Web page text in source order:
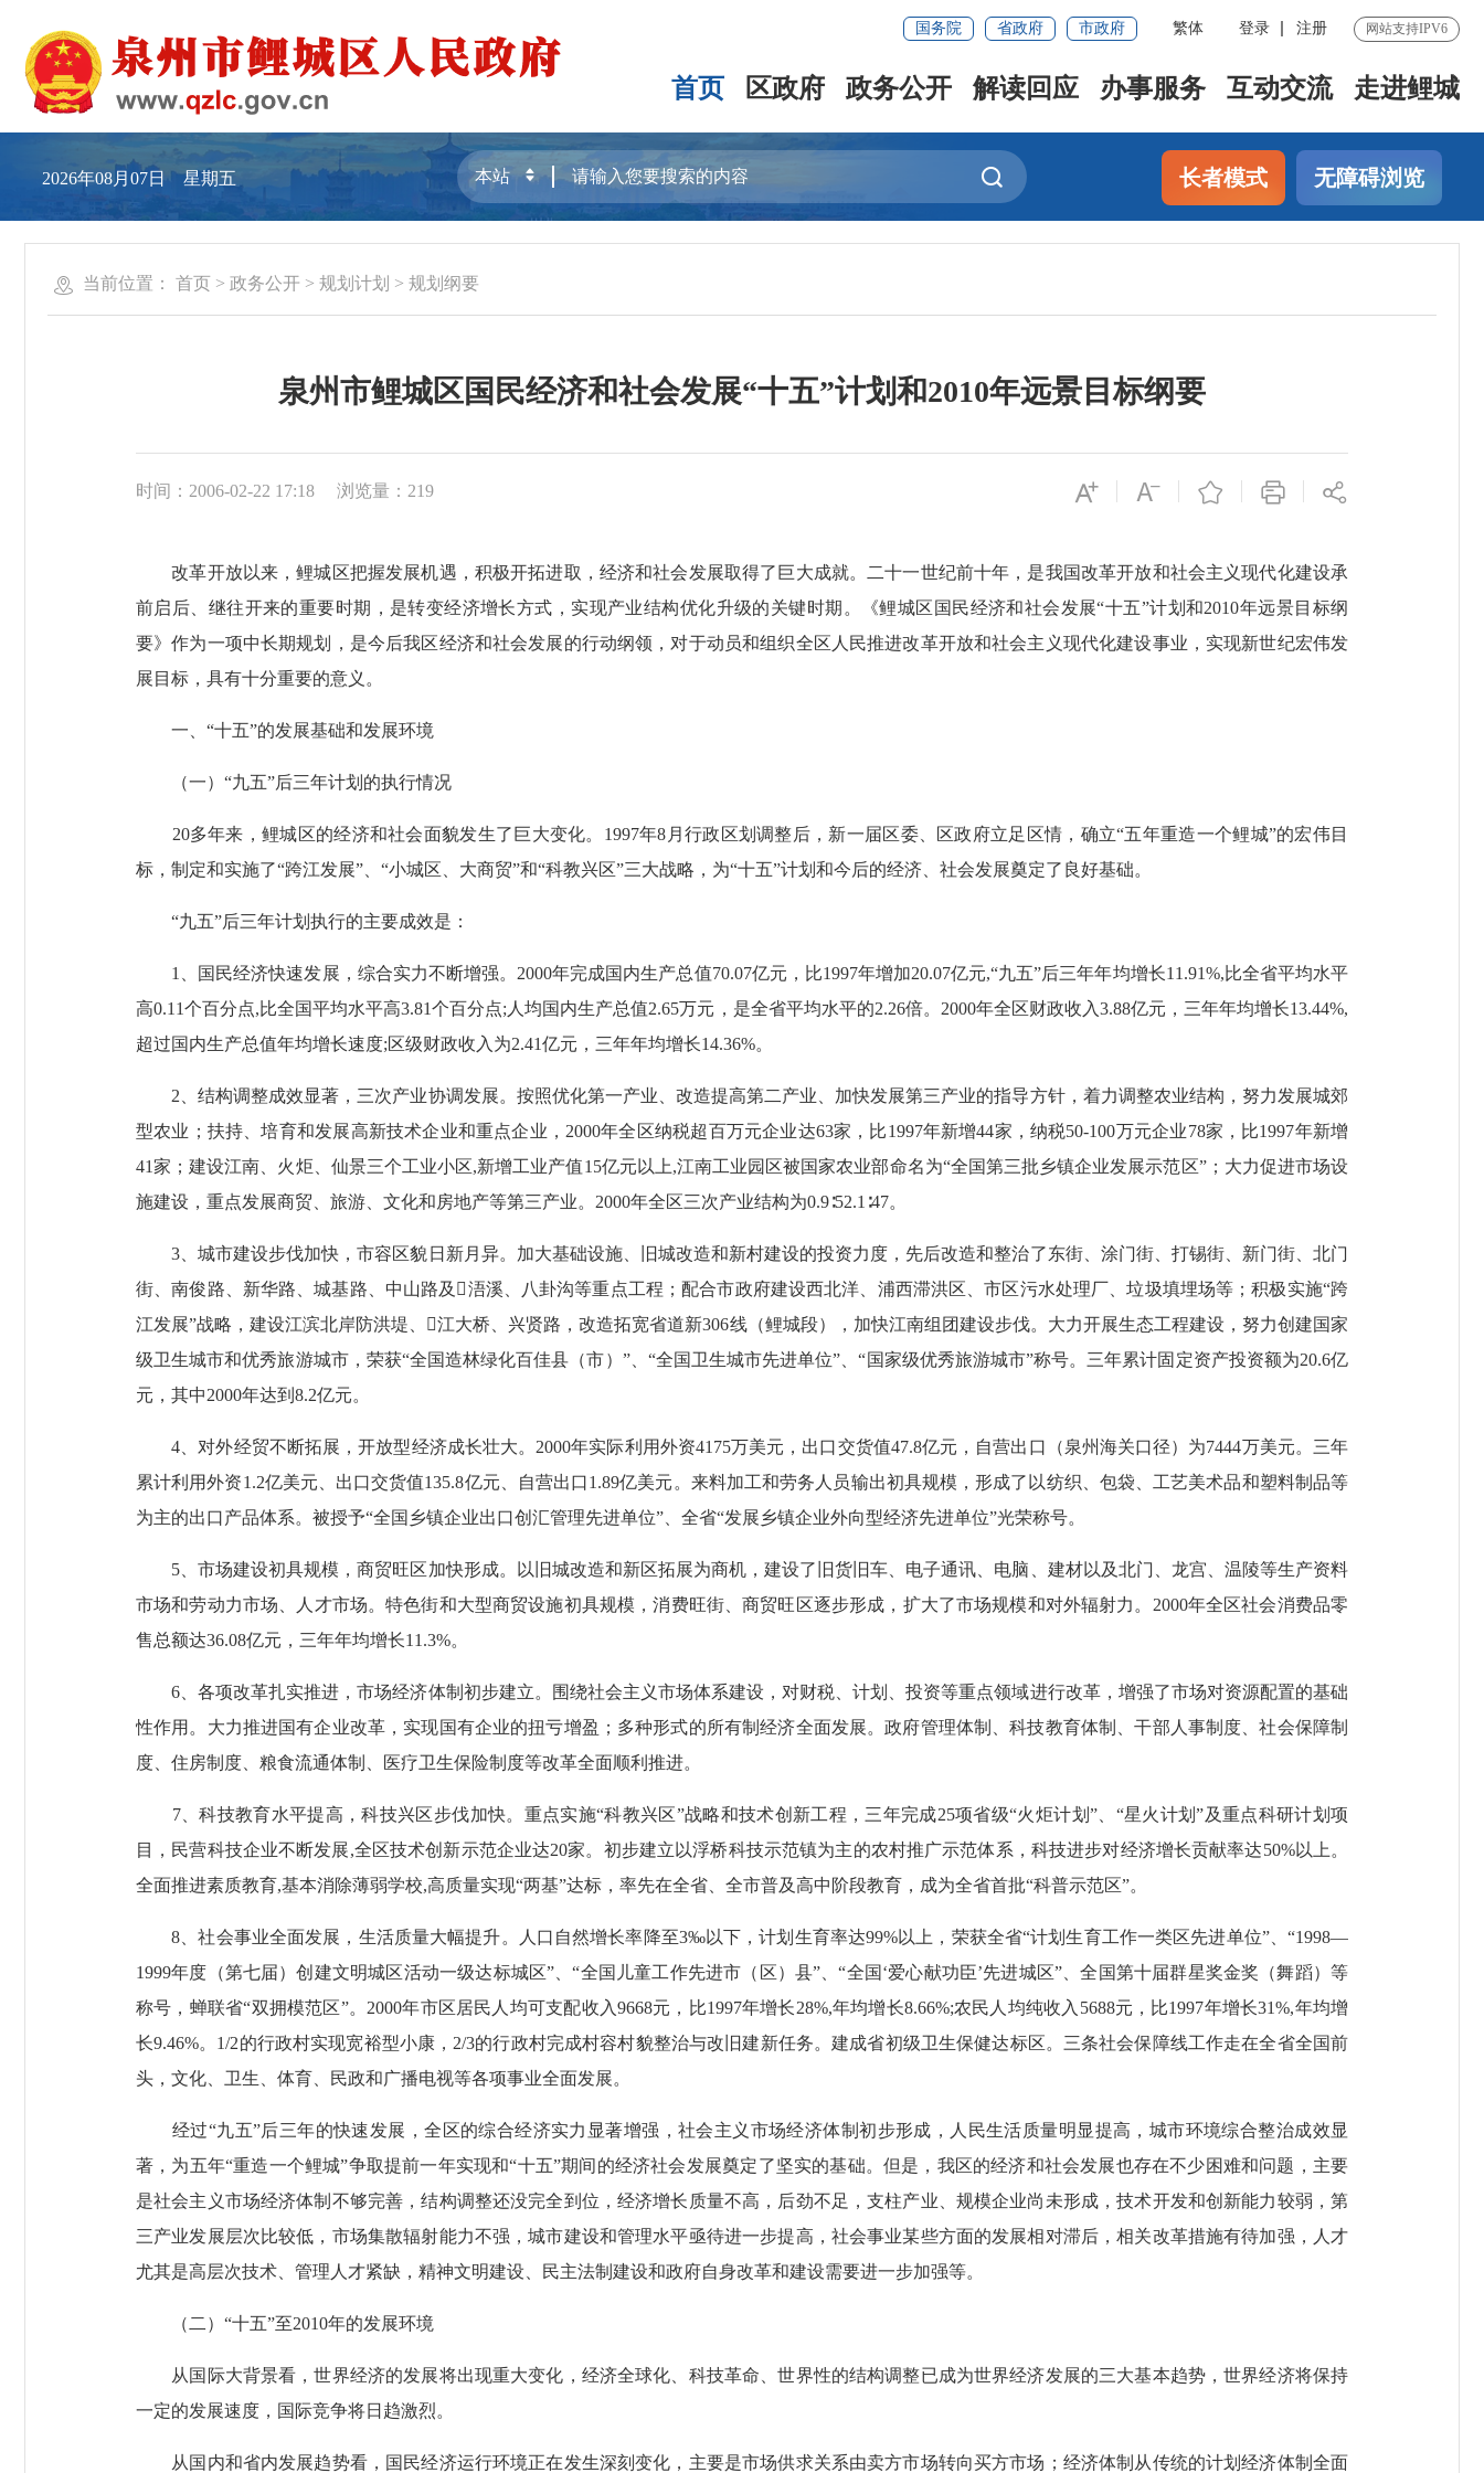
国务院 省政府 市政府 繁体 登录 注册 网站支持IPV6
首页 区政府 政务公开 解读回应 办事服务 互动交流 走进鲤城
2026年08月07日 星期五 长者模式 无障碍浏览
当前位置： 首页 > 政务公开 > 规划计划 > 规划纲要
泉州市鲤城区国民经济和社会发展“十五”计划和2010年远景目标纲要
时间：2006-02-22 17:18 浏览量： 219
改革开放以来，鲤城区把握发展机遇，积极开拓进取，经济和社会发展取得了巨大成就。二十一世纪前十年，是我国改革开放和社会主义现代化建设承
前启后、继往开来的重要时期，是转变经济增长方式，实现产业结构优化升级的关键时期。《鲤城区国民经济和社会发展“十五”计划和2010年远景目标纲
要》作为一项中长期规划，是今后我区经济和社会发展的行动纲领，对于动员和组织全区人民推进改革开放和社会主义现代化建设事业，实现新世纪宏伟发
展目标，具有十分重要的意义。
一、“十五”的发展基础和发展环境
（一）“九五”后三年计划的执行情况
20多年来，鲤城区的经济和社会面貌发生了巨大变化。1997年8月行政区划调整后，新一届区委、区政府立足区情，确立“五年重造一个鲤城”的宏伟目
标，制定和实施了“跨江发展”、“小城区、大商贸”和“科教兴区”三大战略，为“十五”计划和今后的经济、社会发展奠定了良好基础。
“九五”后三年计划执行的主要成效是：
1、国民经济快速发展，综合实力不断增强。2000年完成国内生产总值70.07亿元，比1997年增加20.07亿元,“九五”后三年年均增长11.91%,比全省平均水平
高0.11个百分点,比全国平均水平高3.81个百分点;人均国内生产总值2.65万元，是全省平均水平的2.26倍。2000年全区财政收入3.88亿元，三年年均增长13.44%,
超过国内生产总值年均增长速度;区级财政收入为2.41亿元，三年年均增长14.36%。
2、结构调整成效显著，三次产业协调发展。按照优化第一产业、改造提高第二产业、加快发展第三产业的指导方针，着力调整农业结构，努力发展城郊
型农业；扶持、培育和发展高新技术企业和重点企业，2000年全区纳税超百万元企业达63家，比1997年新增44家，纳税50-100万元企业78家，比1997年新增
41家；建设江南、火炬、仙景三个工业小区,新增工业产值15亿元以上,江南工业园区被国家农业部命名为“全国第三批乡镇企业发展示范区”；大力促进市场设
施建设，重点发展商贸、旅游、文化和房地产等第三产业。2000年全区三次产业结构为0.9∶52.1∶47。
3、城市建设步伐加快，市容区貌日新月异。加大基础设施、旧城改造和新村建设的投资力度，先后改造和整治了东街、涂门街、打锡街、新门街、北门
街、南俊路、新华路、城基路、中山路及浯溪、八卦沟等重点工程；配合市政府建设西北洋、浦西滞洪区、市区污水处理厂、垃圾填埋场等；积极实施“跨
江发展”战略，建设江滨北岸防洪堤、江大桥、兴贤路，改造拓宽省道新306线（鲤城段），加快江南组团建设步伐。大力开展生态工程建设，努力创建国家
级卫生城市和优秀旅游城市，荣获“全国造林绿化百佳县（市）”、“全国卫生城市先进单位”、“国家级优秀旅游城市”称号。三年累计固定资产投资额为20.6亿
元，其中2000年达到8.2亿元。
4、对外经贸不断拓展，开放型经济成长壮大。2000年实际利用外资4175万美元，出口交货值47.8亿元，自营出口（泉州海关口径）为7444万美元。三年
累计利用外资1.2亿美元、出口交货值135.8亿元、自营出口1.89亿美元。来料加工和劳务人员输出初具规模，形成了以纺织、包袋、工艺美术品和塑料制品等
为主的出口产品体系。被授予“全国乡镇企业出口创汇管理先进单位”、全省“发展乡镇企业外向型经济先进单位”光荣称号。
5、市场建设初具规模，商贸旺区加快形成。以旧城改造和新区拓展为商机，建设了旧货旧车、电子通讯、电脑、建材以及北门、龙宫、温陵等生产资料
市场和劳动力市场、人才市场。特色街和大型商贸设施初具规模，消费旺街、商贸旺区逐步形成，扩大了市场规模和对外辐射力。2000年全区社会消费品零
售总额达36.08亿元，三年年均增长11.3%。
6、各项改革扎实推进，市场经济体制初步建立。围绕社会主义市场体系建设，对财税、计划、投资等重点领域进行改革，增强了市场对资源配置的基础
性作用。大力推进国有企业改革，实现国有企业的扭亏增盈；多种形式的所有制经济全面发展。政府管理体制、科技教育体制、干部人事制度、社会保障制
度、住房制度、粮食流通体制、医疗卫生保险制度等改革全面顺利推进。
7、科技教育水平提高，科技兴区步伐加快。重点实施“科教兴区”战略和技术创新工程，三年完成25项省级“火炬计划”、“星火计划”及重点科研计划项
目，民营科技企业不断发展,全区技术创新示范企业达20家。初步建立以浮桥科技示范镇为主的农村推广示范体系，科技进步对经济增长贡献率达50%以上。
全面推进素质教育,基本消除薄弱学校,高质量实现“两基”达标，率先在全省、全市普及高中阶段教育，成为全省首批“科普示范区”。
8、社会事业全面发展，生活质量大幅提升。人口自然增长率降至3‰以下，计划生育率达99%以上，荣获全省“计划生育工作一类区先进单位”、“1998—
1999年度（第七届）创建文明城区活动一级达标城区”、“全国儿童工作先进市（区）县”、“全国‘爱心献功臣’先进城区”、全国第十届群星奖金奖（舞蹈）等
称号，蝉联省“双拥模范区”。2000年市区居民人均可支配收入9668元，比1997年增长28%,年均增长8.66%;农民人均纯收入5688元，比1997年增长31%,年均增
长9.46%。1/2的行政村实现宽裕型小康，2/3的行政村完成村容村貌整治与改旧建新任务。建成省初级卫生保健达标区。三条社会保障线工作走在全省全国前
头，文化、卫生、体育、民政和广播电视等各项事业全面发展。
经过“九五”后三年的快速发展，全区的综合经济实力显著增强，社会主义市场经济体制初步形成，人民生活质量明显提高，城市环境综合整治成效显
著，为五年“重造一个鲤城”争取提前一年实现和“十五”期间的经济社会发展奠定了坚实的基础。但是，我区的经济和社会发展也存在不少困难和问题，主要
是社会主义市场经济体制不够完善，结构调整还没完全到位，经济增长质量不高，后劲不足，支柱产业、规模企业尚未形成，技术开发和创新能力较弱，第
三产业发展层次比较低，市场集散辐射能力不强，城市建设和管理水平亟待进一步提高，社会事业某些方面的发展相对滞后，相关改革措施有待加强，人才
尤其是高层次技术、管理人才紧缺，精神文明建设、民主法制建设和政府自身改革和建设需要进一步加强等。
（二）“十五”至2010年的发展环境
从国际大背景看，世界经济的发展将出现重大变化，经济全球化、科技革命、世界性的结构调整已成为世界经济发展的三大基本趋势，世界经济将保持
一定的发展速度，国际竞争将日趋激烈。
从国内和省内发展趋势看，国民经济运行环境正在发生深刻变化，主要是市场供求关系由卖方市场转向买方市场；经济体制从传统的计划经济体制全面